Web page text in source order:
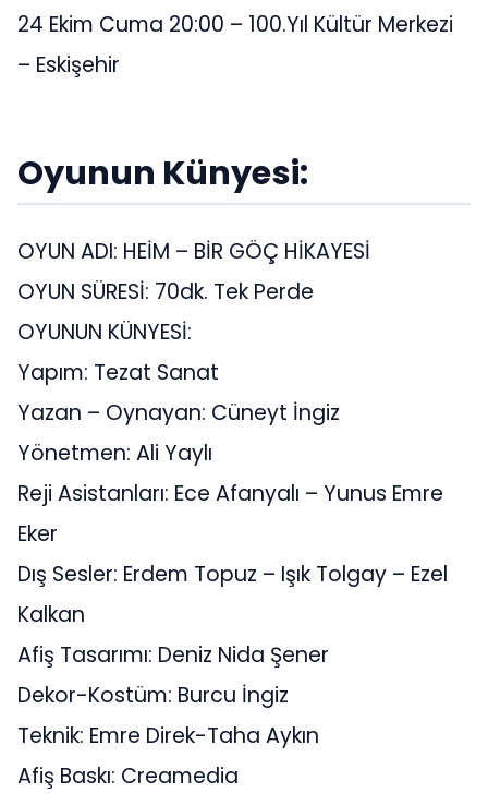
24 Ekim Cuma 20:00 – 100.Yıl Kültür Merkezi
– Eskişehir
Oyunun Künyesi:
OYUN ADI: HEİM – BİR GÖÇ HİKAYESİ
OYUN SÜRESİ: 70dk. Tek Perde
OYUNUN KÜNYESİ:
Yapım: Tezat Sanat
Yazan – Oynayan: Cüneyt İngiz
Yönetmen: Ali Yaylı
Reji Asistanları: Ece Afanyalı – Yunus Emre
Eker
Dış Sesler: Erdem Topuz – Işık Tolgay – Ezel
Kalkan
Afiş Tasarımı: Deniz Nida Şener
Dekor-Kostüm: Burcu İngiz
Teknik: Emre Direk-Taha Aykın
Afiş Baskı: Creamedia